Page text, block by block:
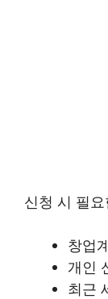
신청 시 필
창업
개인
최근